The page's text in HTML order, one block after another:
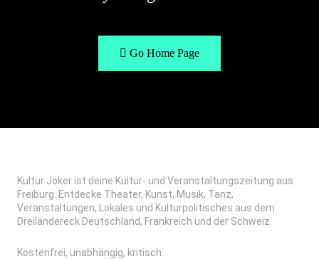
Go Home Page
Kultur Joker ist deine Kultur- und Veranstaltungszeitung aus
Freiburg. Entdecke Theater, Kunst, Musik, Tanz,
Veranstaltungen, Lokales und Kulturpolitisches aus dem
Dreiländereck Deutschland, Frankreich und der Schweiz.
Kostenfrei, unabhängig, kritisch.